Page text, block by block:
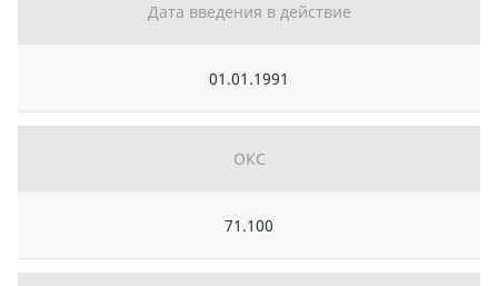
Дата введения в действие
01.01.1991
ОКС
71.100